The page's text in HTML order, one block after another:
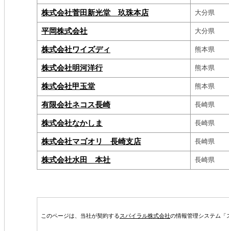
株式会社菅田新光堂 玖珠本店 大分県
平岡株式会社 大分県
株式会社ワイズディ 熊本県
株式会社明河洋行 熊本県
株式会社甲玉堂 熊本県
有限会社ネコス長崎 長崎県
株式会社なかしま 長崎県
株式会社マゴオリ 長崎支店 長崎県
株式会社水田 本社 長崎県
このページは、当社が契約するスパイラル株式会社の情報管理システム「